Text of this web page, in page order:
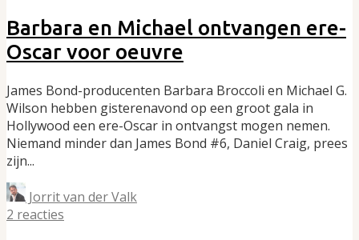
Barbara en Michael ontvangen ere-
Oscar voor oeuvre
James Bond-producenten Barbara Broccoli en Michael G.
Wilson hebben gisterenavond op een groot gala in
Hollywood een ere-Oscar in ontvangst mogen nemen.
Niemand minder dan James Bond #6, Daniel Craig, prees
zijn...
Jorrit van der Valk
2 reacties